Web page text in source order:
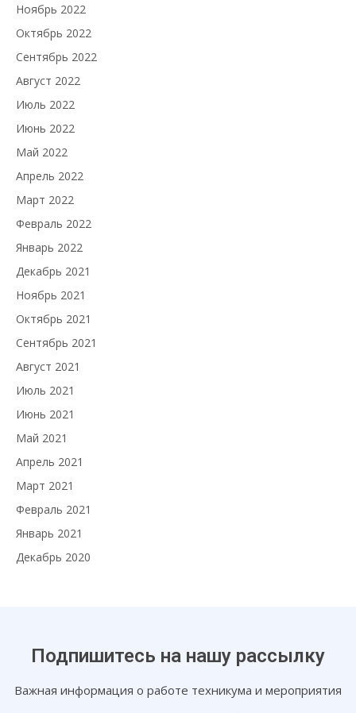
Ноябрь 2022
Октябрь 2022
Сентябрь 2022
Август 2022
Июль 2022
Июнь 2022
Май 2022
Апрель 2022
Март 2022
Февраль 2022
Январь 2022
Декабрь 2021
Ноябрь 2021
Октябрь 2021
Сентябрь 2021
Август 2021
Июль 2021
Июнь 2021
Май 2021
Апрель 2021
Март 2021
Февраль 2021
Январь 2021
Декабрь 2020
Подпишитесь на нашу рассылку
Важная информация о работе техникума и мероприятия